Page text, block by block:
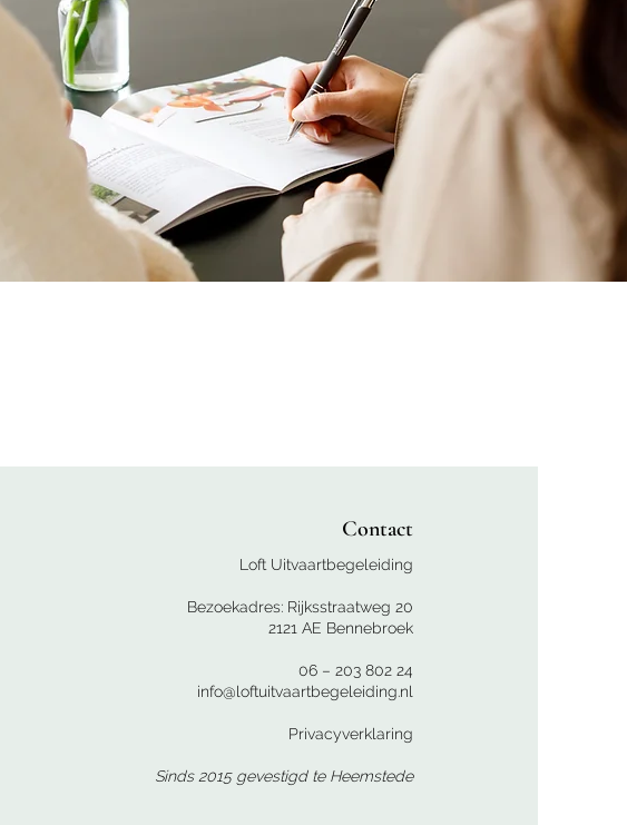
Contact
Loft Uitvaartbegeleiding
Bezoekadres: Rijksstraatweg 20
2121 AE Bennebroek
06 – 203 802 24
info@loftuitvaartbegeleiding.nl
Privacyverklaring
Sinds 2015 gevestigd te Heemstede